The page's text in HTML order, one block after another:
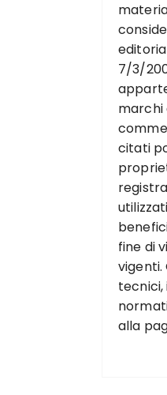
7/3/
marchi
citati
fine di
vigenti.
alla